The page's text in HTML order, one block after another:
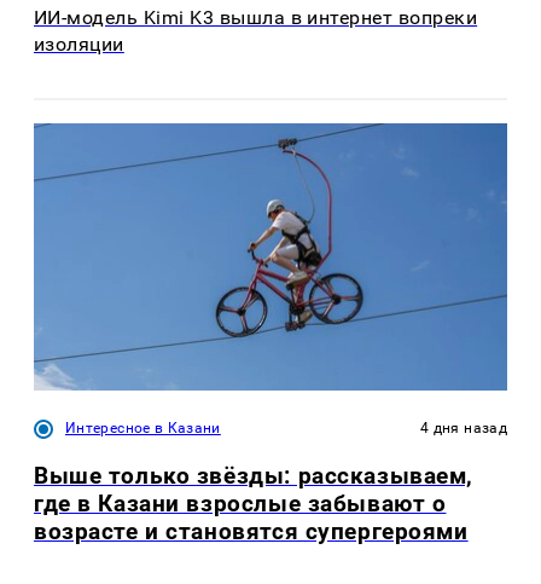
ИИ-модель Kimi K3 вышла в интернет вопреки
изоляции
Интересное в Казани 4 дня назад
Выше только звёзды: рассказываем,
где в Казани взрослые забывают о
возрасте и становятся супергероями